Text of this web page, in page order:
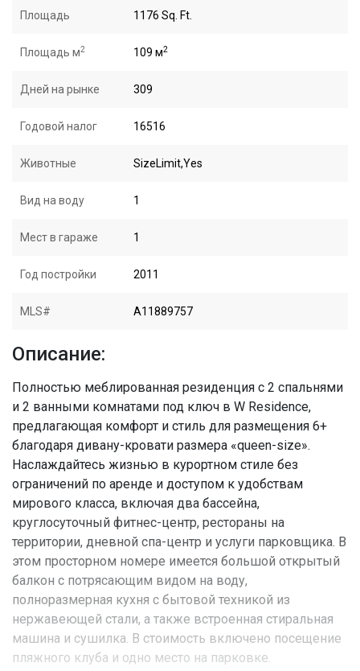
Площадь 1176 Sq. Ft.
Площадь м2 109 м2
Дней на рынке 309
Годовой налог 16516
Животные SizeLimit,Yes
Вид на воду 1
Мест в гараже 1
Год постройки 2011
MLS# A11889757
Описание:
Полностью меблированная резиденция с 2 спальнями
и 2 ванными комнатами под ключ в W Residence,
предлагающая комфорт и стиль для размещения 6+
благодаря дивану-кровати размера «queen-size».
Наслаждайтесь жизнью в курортном стиле без
ограничений по аренде и доступом к удобствам
мирового класса, включая два бассейна,
круглосуточный фитнес-центр, рестораны на
территории, дневной спа-центр и услуги парковщика. В
этом просторном номере имеется большой открытый
балкон с потрясающим видом на воду,
полноразмерная кухня с бытовой техникой из
нержавеющей стали, а также встроенная стиральная
машина и сушилка. В стоимость включено посещение
пляжного клуба и одно место на парковке.